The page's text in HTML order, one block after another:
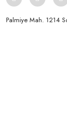
Palmiye Mah. 1214 Sok. Koluman Plaza 2/B